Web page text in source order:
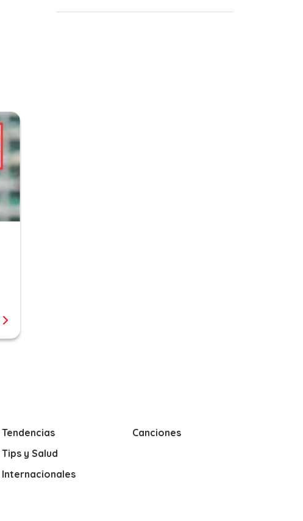
Tendencias
Tips y Salud
Internacionales
Canciones